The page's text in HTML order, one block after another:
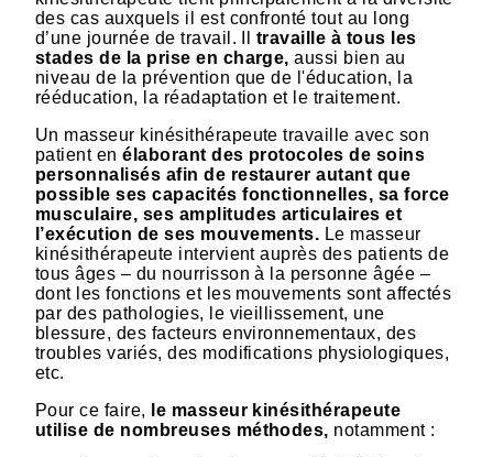
des cas auxquels il est confronté tout au long
d’une journée de travail. Il travaille à tous les
stades de la prise en charge,aussi bien au
niveau de la prévention que de l'éducation, la
rééducation, la réadaptation et le traitement.
Un masseur kinésithérapeute travaille avec son
patient en élaborant des protocoles de soins
personnalisés afin de restaurer autant que
possible ses capacités fonctionnelles, sa force
musculaire, ses amplitudes articulaires et
l’exécution de ses mouvements. Le masseur
kinésithérapeute intervient auprès des patients de
tous âges – du nourrisson à la personne âgée –
dont les fonctions et les mouvements sont affectés
par des pathologies, le vieillissement, une
blessure, des facteurs environnementaux, des
troubles variés, des modifications physiologiques,
etc.
Pour ce faire,
le masseur kinésithérapeute
utilise de nombreuses méthodes, notamment :